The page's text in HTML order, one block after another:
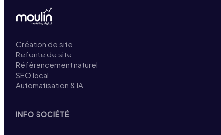
Création de site
Refonte de site
Référencement naturel
SEO local
Automatisation & IA
INFO SOCIÉTÉ